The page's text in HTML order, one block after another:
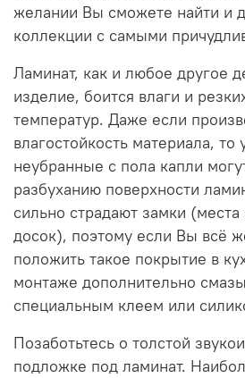
желании Вы сможете найти и
коллекции с самыми
Ламинат, как и любое другое
изделие, боится влаги и
температур. Даже если
влагостойкость материала, то
неубранные с пола капли
разбуханию поверхности
сильно страдают замки
досок), поэтому если Вы всё
положить такое покрытие в
монтаже дополнительно
специальным клеем или
Позаботьтесь о толстой
подложке под ламинат.